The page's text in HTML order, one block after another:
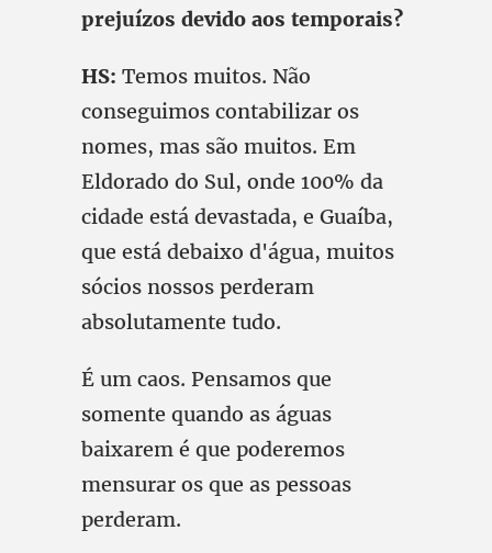
prejuízos devido aos temporais?
HS: Temos muitos. Não
conseguimos contabilizar os
nomes, mas são muitos. Em
Eldorado do Sul, onde 100% da
cidade está devastada, e Guaíba,
que está debaixo d'água, muitos
sócios nossos perderam
absolutamente tudo.
É um caos. Pensamos que
somente quando as águas
baixarem é que poderemos
mensurar os que as pessoas
perderam.